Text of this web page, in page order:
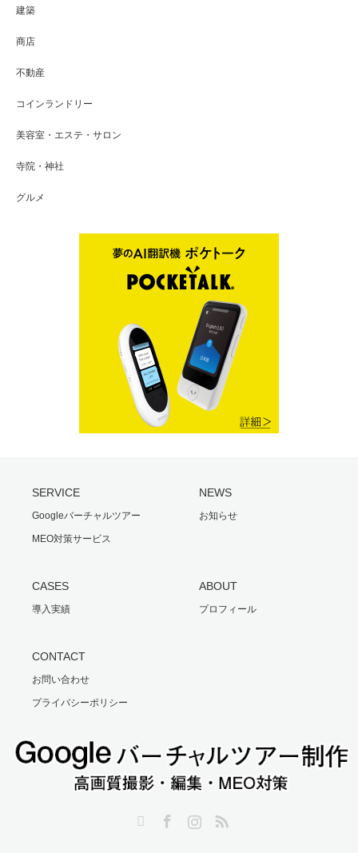
建築
商店
不動産
コインランドリー
美容室・エステ・サロン
寺院・神社
グルメ
SERVICE
Googleバーチャルツアー
MEO対策サービス
NEWS
お知らせ
CASES
導入実績
ABOUT
プロフィール
CONTACT
お問い合わせ
プライバシーポリシー